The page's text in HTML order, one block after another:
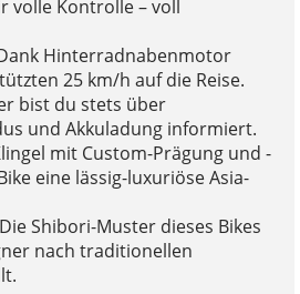
volle Kontrolle – voll
Hinterradnabenmotor
25 km/h auf die Reise.
bist du stets über
und Akkuladung informiert.
mit Custom-Prägung und -
eine lässig-luxuriöse Asia-
Shibori-Muster dieses Bikes
nach traditionellen